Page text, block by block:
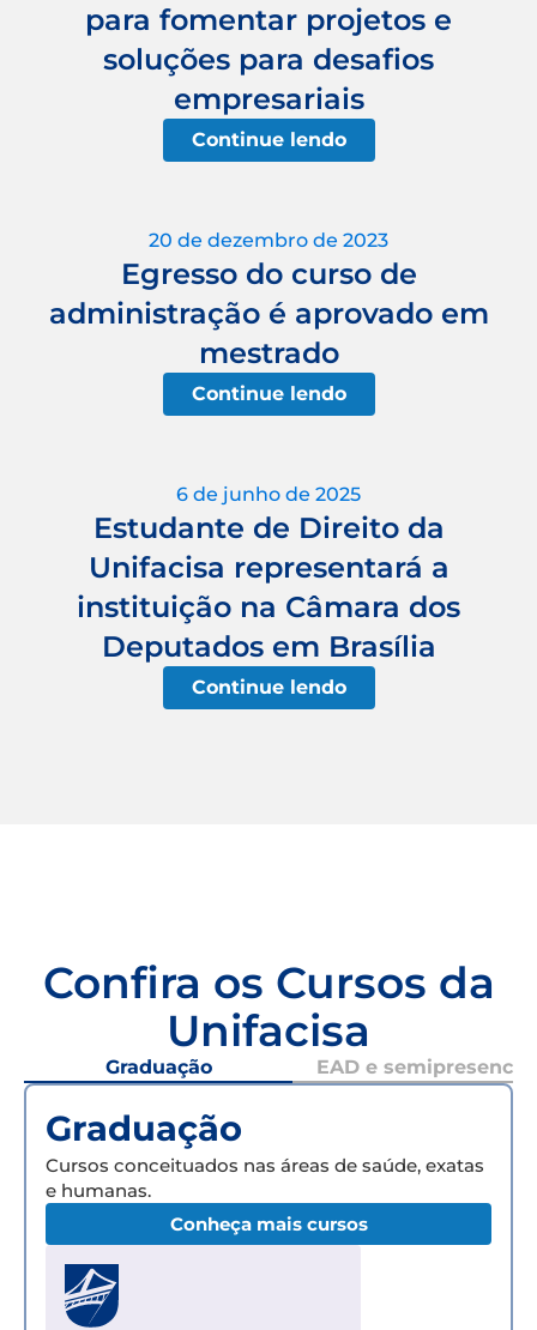
para fomentar projetos e
soluções para desafios
empresariais
Continue lendo
20 de dezembro de 2023
Egresso do curso de
administração é aprovado em
mestrado
Continue lendo
6 de junho de 2025
Estudante de Direito da
Unifacisa representará a
instituição na Câmara dos
Deputados em Brasília
Continue lendo
Confira os Cursos da
Unifacisa
Graduação EAD e semipresencial
Graduação
Cursos conceituados nas áreas de saúde, exatas
e humanas.
Conheça mais cursos